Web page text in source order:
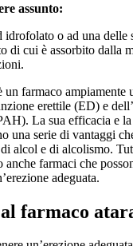
assunto:
idrofolato o ad una delle
di cui è assorbito dalla
farmaco ampiamente
erettile (ED) e
La sua efficacia e
una serie di vantaggi
alcol e di alcolismo.
anche farmaci che
adeguata.
farmaco